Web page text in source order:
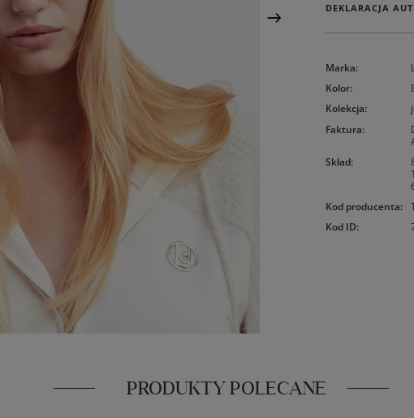
DEKLARACJA
Marka:
Kolor:
Kolekcja:
Faktura:
Skład:
Kod producenta:
Kod ID:
PRODUKTY POLECANE